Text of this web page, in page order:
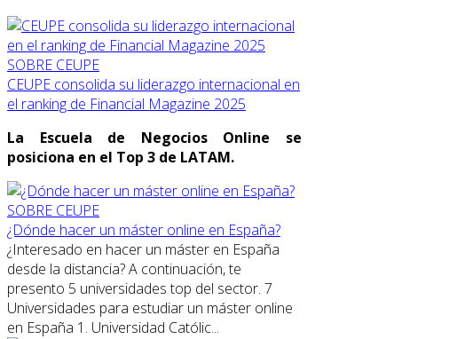
SOBRE CEUPE
CEUPE consolida su liderazgo internacional en
el ranking de Financial Magazine 2025
La Escuela de Negocios Online se
posiciona en el Top 3 de LATAM.
SOBRE CEUPE
¿Dónde hacer un máster online en España?
¿Interesado en hacer un máster en España
desde la distancia? A continuación, te
presento 5 universidades top del sector. 7
Universidades para estudiar un máster online
en España 1. Universidad Católic...